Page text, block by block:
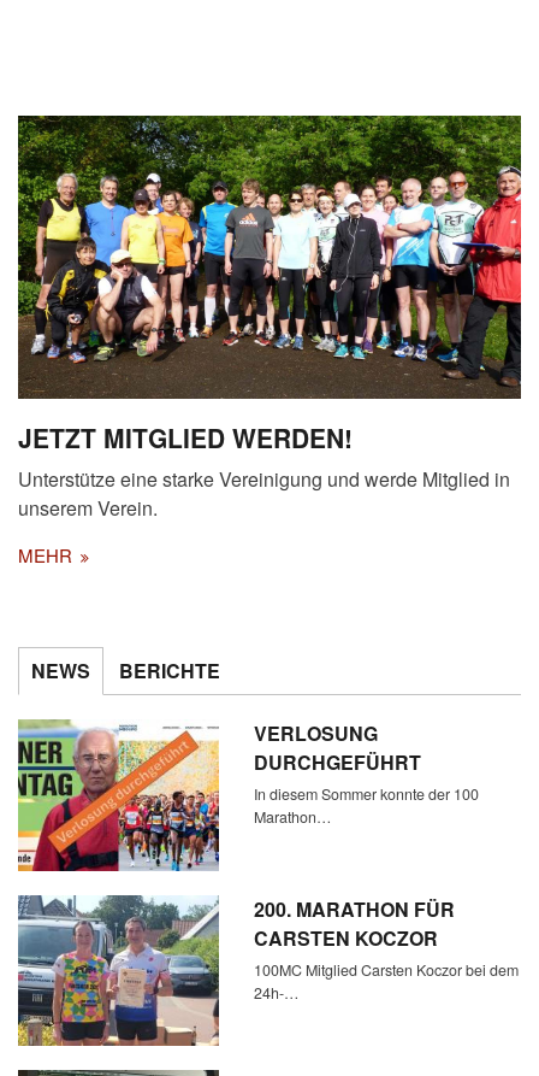
JETZT MITGLIED WERDEN!
Unterstütze eine starke Vereinigung und werde Mitglied in
unserem Verein.
MEHR
NEWS BERICHTE
VERLOSUNG
DURCHGEFÜHRT
In diesem Sommer konnte der 100
Marathon…
200. MARATHON FÜR
CARSTEN KOCZOR
100MC Mitglied Carsten Koczor bei dem
24h-…